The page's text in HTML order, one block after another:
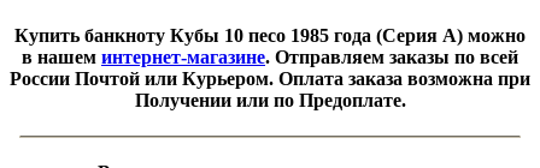
Купить банкноту Кубы 10 песо 1985 года (Серия A) можно
в нашем интернет-магазине. Отправляем заказы по всей
России Почтой или Курьером. Оплата заказа возможна при
Получении или по Предоплате.